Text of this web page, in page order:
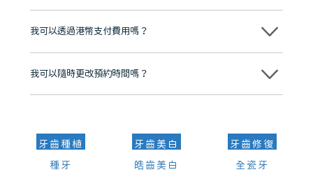
不會，治療前我們會詳細說明治療方案及對應的價錢，顧客同意並簽字
我可以透過港幣支付費用嗎？
可以。維港口腔會按照當日匯率轉算收取費用，而匯率會及時告知客人
我可以隨時更改預約時間嗎？
可以，請盡早通過wechat或whatsapp聯絡我們，告知我們你原本預約
牙齒種植
種牙
牙齒美白
皓齒美白
牙齒修復
全瓷牙